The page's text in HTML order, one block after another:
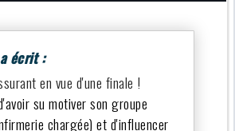
écrit :
en vue d'une finale !
su motiver son groupe
chargée) et d'influencer